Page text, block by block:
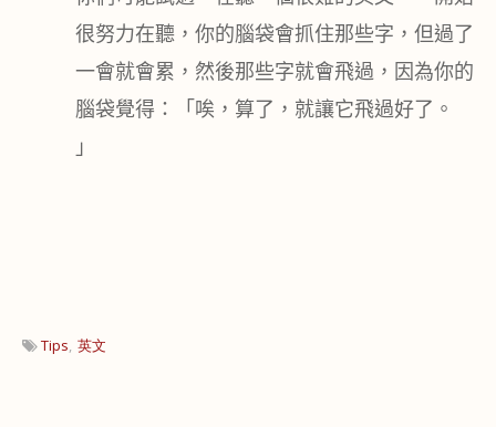
很努力在聽，你的腦袋會抓住那些字，但過了
一會就會累，然後那些字就會飛過，因為你的
腦袋覺得：「唉，算了，就讓它飛過好了。
」
Tips 英文